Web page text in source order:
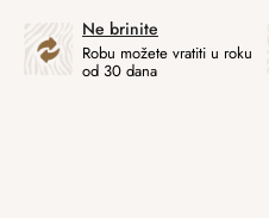
Ne brinite
Robu možete vratiti u roku
od 30 dana